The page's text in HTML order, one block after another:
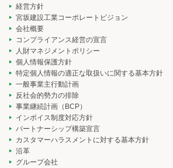
経営方針
宮坂建設工業コーポレートビジョン
会社概要
コンプライアンス経営の宣言
人財マネジメントポリシー
個人情報保護方針
特定個人情報の適正な取扱いに関する基本方針
一般事業主行動計画
反社会的勢力の排除
事業継続計画（BCP）
インボイス制度対応方針
パートナーシップ構築宣言
カスタマーハラスメントに対する基本方針
沿革
グループ会社